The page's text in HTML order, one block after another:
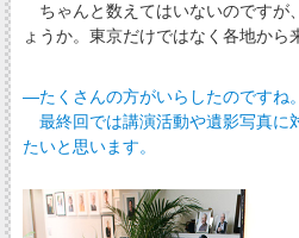
ちゃんと数えてはいないのですが
ょうか。東京だけではなく各地から
―たくさんの方がいらしたのですね。
最終回では講演活動や遺影写真に
たいと思います。